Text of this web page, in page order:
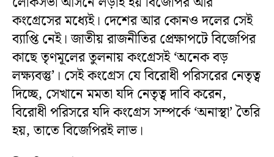
কংগ্রেসের মধ্যেই। দেশের আর কোনও দলের সেই
ব্যাপ্তি নেই। জাতীয় রাজনীতির প্রেক্ষাপটে বিজেপির
কাছে তৃণমূলের তুলনায় কংগ্রেসই ‘অনেক বড়
লক্ষ্যবস্তু’। সেই কংগ্রেস যে বিরোধী পরিসরের নেতৃত্ব
দিচ্ছে, সেখানে মমতা যদি নেতৃত্ব দাবি করেন,
বিরোধী পরিসরে যদি কংগ্রেস সম্পর্কে ‘অনাস্থা’ তৈরি
হয়, তাতে বিজেপিরই লাভ।